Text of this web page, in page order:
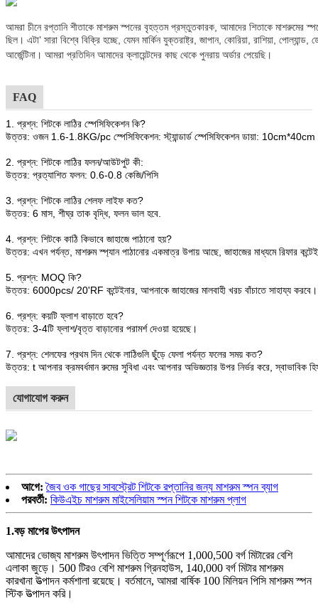
আমরা চীনে রপ্তানি শীতাকে মাশরুম স্পনের বৃহত্তম প্রস্তুতকারক, আমাদের শিতাকে মাশরুমের
ছিল। এটা' সারা বিশ্বে বিক্রি হচ্ছে, যেমন মার্কিন যুক্তরাষ্ট্র, জাপান, কোরিয়া, রাশিয়া,
আর্জেন্টিনা। আমরা প্রতিদিন আমাদের ক্লায়েন্টদের কাছ থেকে পুনরায় অর্ডার পেয়েছি।
FAQ
1. প্রশ্ন: শিটকে লাঠির স্পেসিফিকেশন কি?
উত্তর: ওজন 1.6-1.8KG/pc স্পেসিফিকেশন: স্ট্যান্ডার্ড স্পেসিফিকেশন ডায়া: 10cm*40cm
2. প্রশ্ন: শিটকে লাঠির ফলন/আউটপুট কী:
উত্তর: প্রত্যাশিত ফলন: 0.6-0.8 কেজি/পিসি
3. প্রশ্ন: শিটকে লাঠির শেলফ লাইফ কত?
উত্তর: 6 মাস, শীঘ্র তাক বৃদ্ধি, ফলন ভাল হবে.
4. প্রশ্ন: শিটকে কাঠি কিভাবে জাহাজে পাঠানো হয়?
উত্তর: এখন পর্যন্ত, মাশরুম স্প্যান পাঠানোর একমাত্র উপায় আছে, জাহাজের মাধ্যমে রিফার
5. প্রশ্ন: MOQ কি?
উত্তর: 6000pcs/ 20'RF কন্টেইনার, আপনাকে জাহাজের মালবাহী খরচ বাঁচাতে সাহায্য করবে।
6. প্রশ্ন: কয়টি ফ্লাশ বাড়াতে হবে?
উত্তর: 3-4টি ফ্লাশ/বৃত্ত বাড়ানোর পরামর্শ দেওয়া হয়েছে।
7. প্রশ্ন: শেলফের প্রথম দিন থেকে লাঠিগুলি ছুঁড়ে ফেলা পর্যন্ত ফলের সময় কত?
উত্তর: t আপনার ক্রমবর্ধমান রুমের সুবিধা এবং আপনার অভিজ্ঞতার উপর নির্ভর করে, স্বাভাবিক
যোগাযোগ করুন
আগে: জৈব ওক গাছের সাবস্ট্রেট শিটকে রপ্তানির জন্য মাশরুম স্পন ব্যাগ
পরবর্তী: কিউএইচ মাশরুম মাইসেলিয়াম স্পন শিটকে মাশরুম প্লাগ
1.বড় মাপের উৎপাদন
আমাদের ভোজ্য মাশরুম উৎপাদন ভিত্তি সম্পূর্ণরূপে 1,000,500 বর্গ মিটারের বেশি
এলাকা জুড়ে। 500 টিরও বেশি মাশরুম গ্রিনহাউস, 140,000 বর্গ মিটার মাশরুম
কারখানা উত্পাদন কর্মশালা রয়েছে। বর্তমানে, আমরা বার্ষিক 100 মিলিয়ন পিসি মাশরুম স্পন
স্টিক উত্পাদন করি।